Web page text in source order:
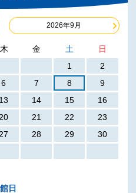
2026年9月
木 金 土
日
1
2
6 7 8
9
13 14 15
16
20 21 22
23
27 28 29
30
日